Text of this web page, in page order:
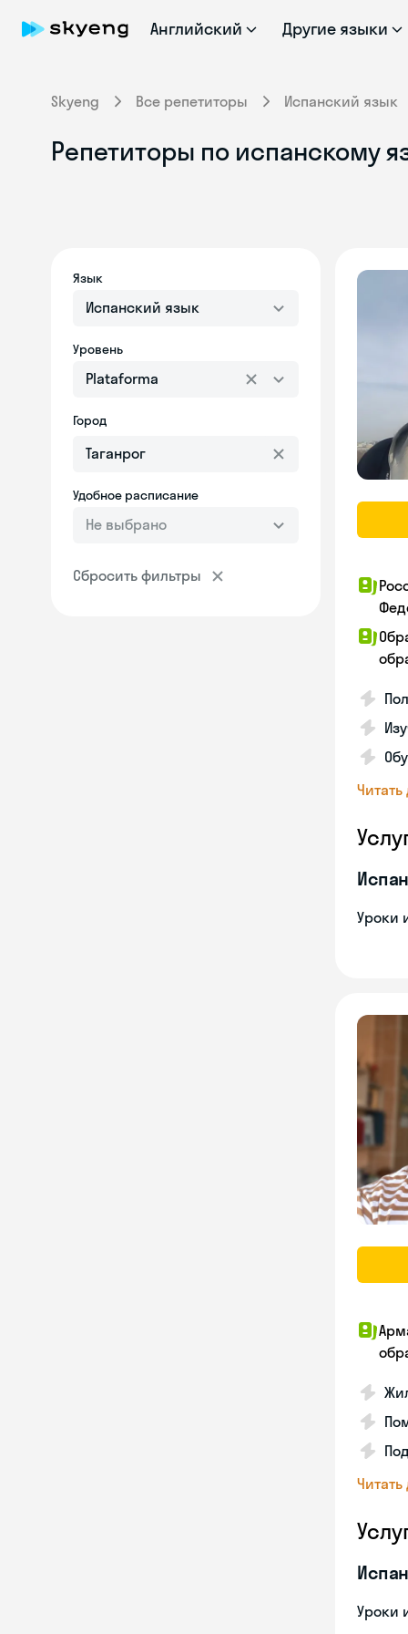
Английский Другие языки
Skyeng Все репетиторы Испанский язык
Репетиторы по испанскому
Язык
Испанский язык
Уровень
Plataforma
Город
Удобное расписание
Не выбрано
Сбросить фильтры
Уроки
Уроки